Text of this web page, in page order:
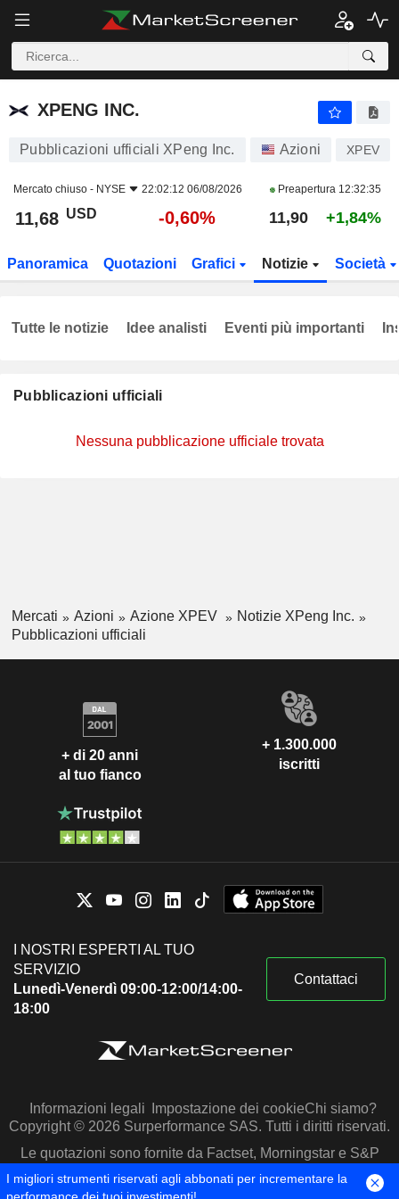
XPENG INC.
XPENG INC.
Pubblicazioni ufficiali XPeng Inc. Azioni XPEV
Mercato chiuso - NYSE 22:02:12 06/08/2026 Preapertura 12:32:35
11,68 USD -0,60% 11,90 +1,84%
Panoramica Quotazioni Grafici Notizie Società
Pubblicazioni ufficiali
Nessuna pubblicazione ufficiale trovata
Tutte le notizie Idee analisti Eventi più importanti
Mercati Azioni Azione XPEV
Notizie XPeng Inc.
Pubblicazioni ufficiali
+ di 20 anni
al tuo fianco
+ 1.300.000
iscritti
I NOSTRI ESPERTI AL TUO
SERVIZIO
Lunedì-Venerdì 09:00-12:00/14:00-
18:00
Contattaci
Informazioni legali Impostazione dei cookieChi siamo?
Copyright © 2026 Surperformance SAS. Tutti i diritti riservati.
Le quotazioni sono fornite da Factset, Morningstar e S&P
Capital IQ
I migliori strumenti riservati agli abbonati per incrementare la